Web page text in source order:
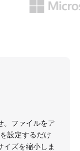
。ファイルをア
設定するだけ
イズを縮小しま